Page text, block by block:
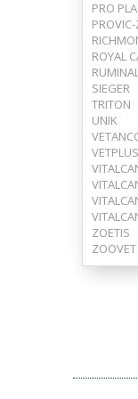
PRO
ROYAL
SIEGER
TRITON
UNIK
VETPLUS
ZOETIS